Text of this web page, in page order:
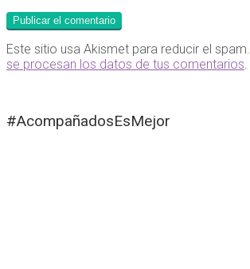
Este sitio usa Akismet para reducir el spam.
se procesan los datos de tus comentarios.
#AcompañadosEsMejor